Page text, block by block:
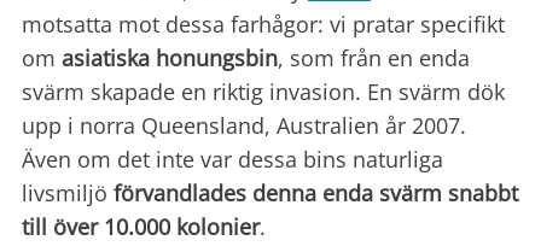
motsatta mot dessa farhågor: vi pratar specifikt
om asiatiska honungsbin, som från en enda
svärm skapade en riktig invasion. En svärm dök
upp i norra Queensland, Australien år 2007.
Även om det inte var dessa bins naturliga
livsmiljö förvandlades denna enda svärm snabbt
till över 10.000 kolonier.